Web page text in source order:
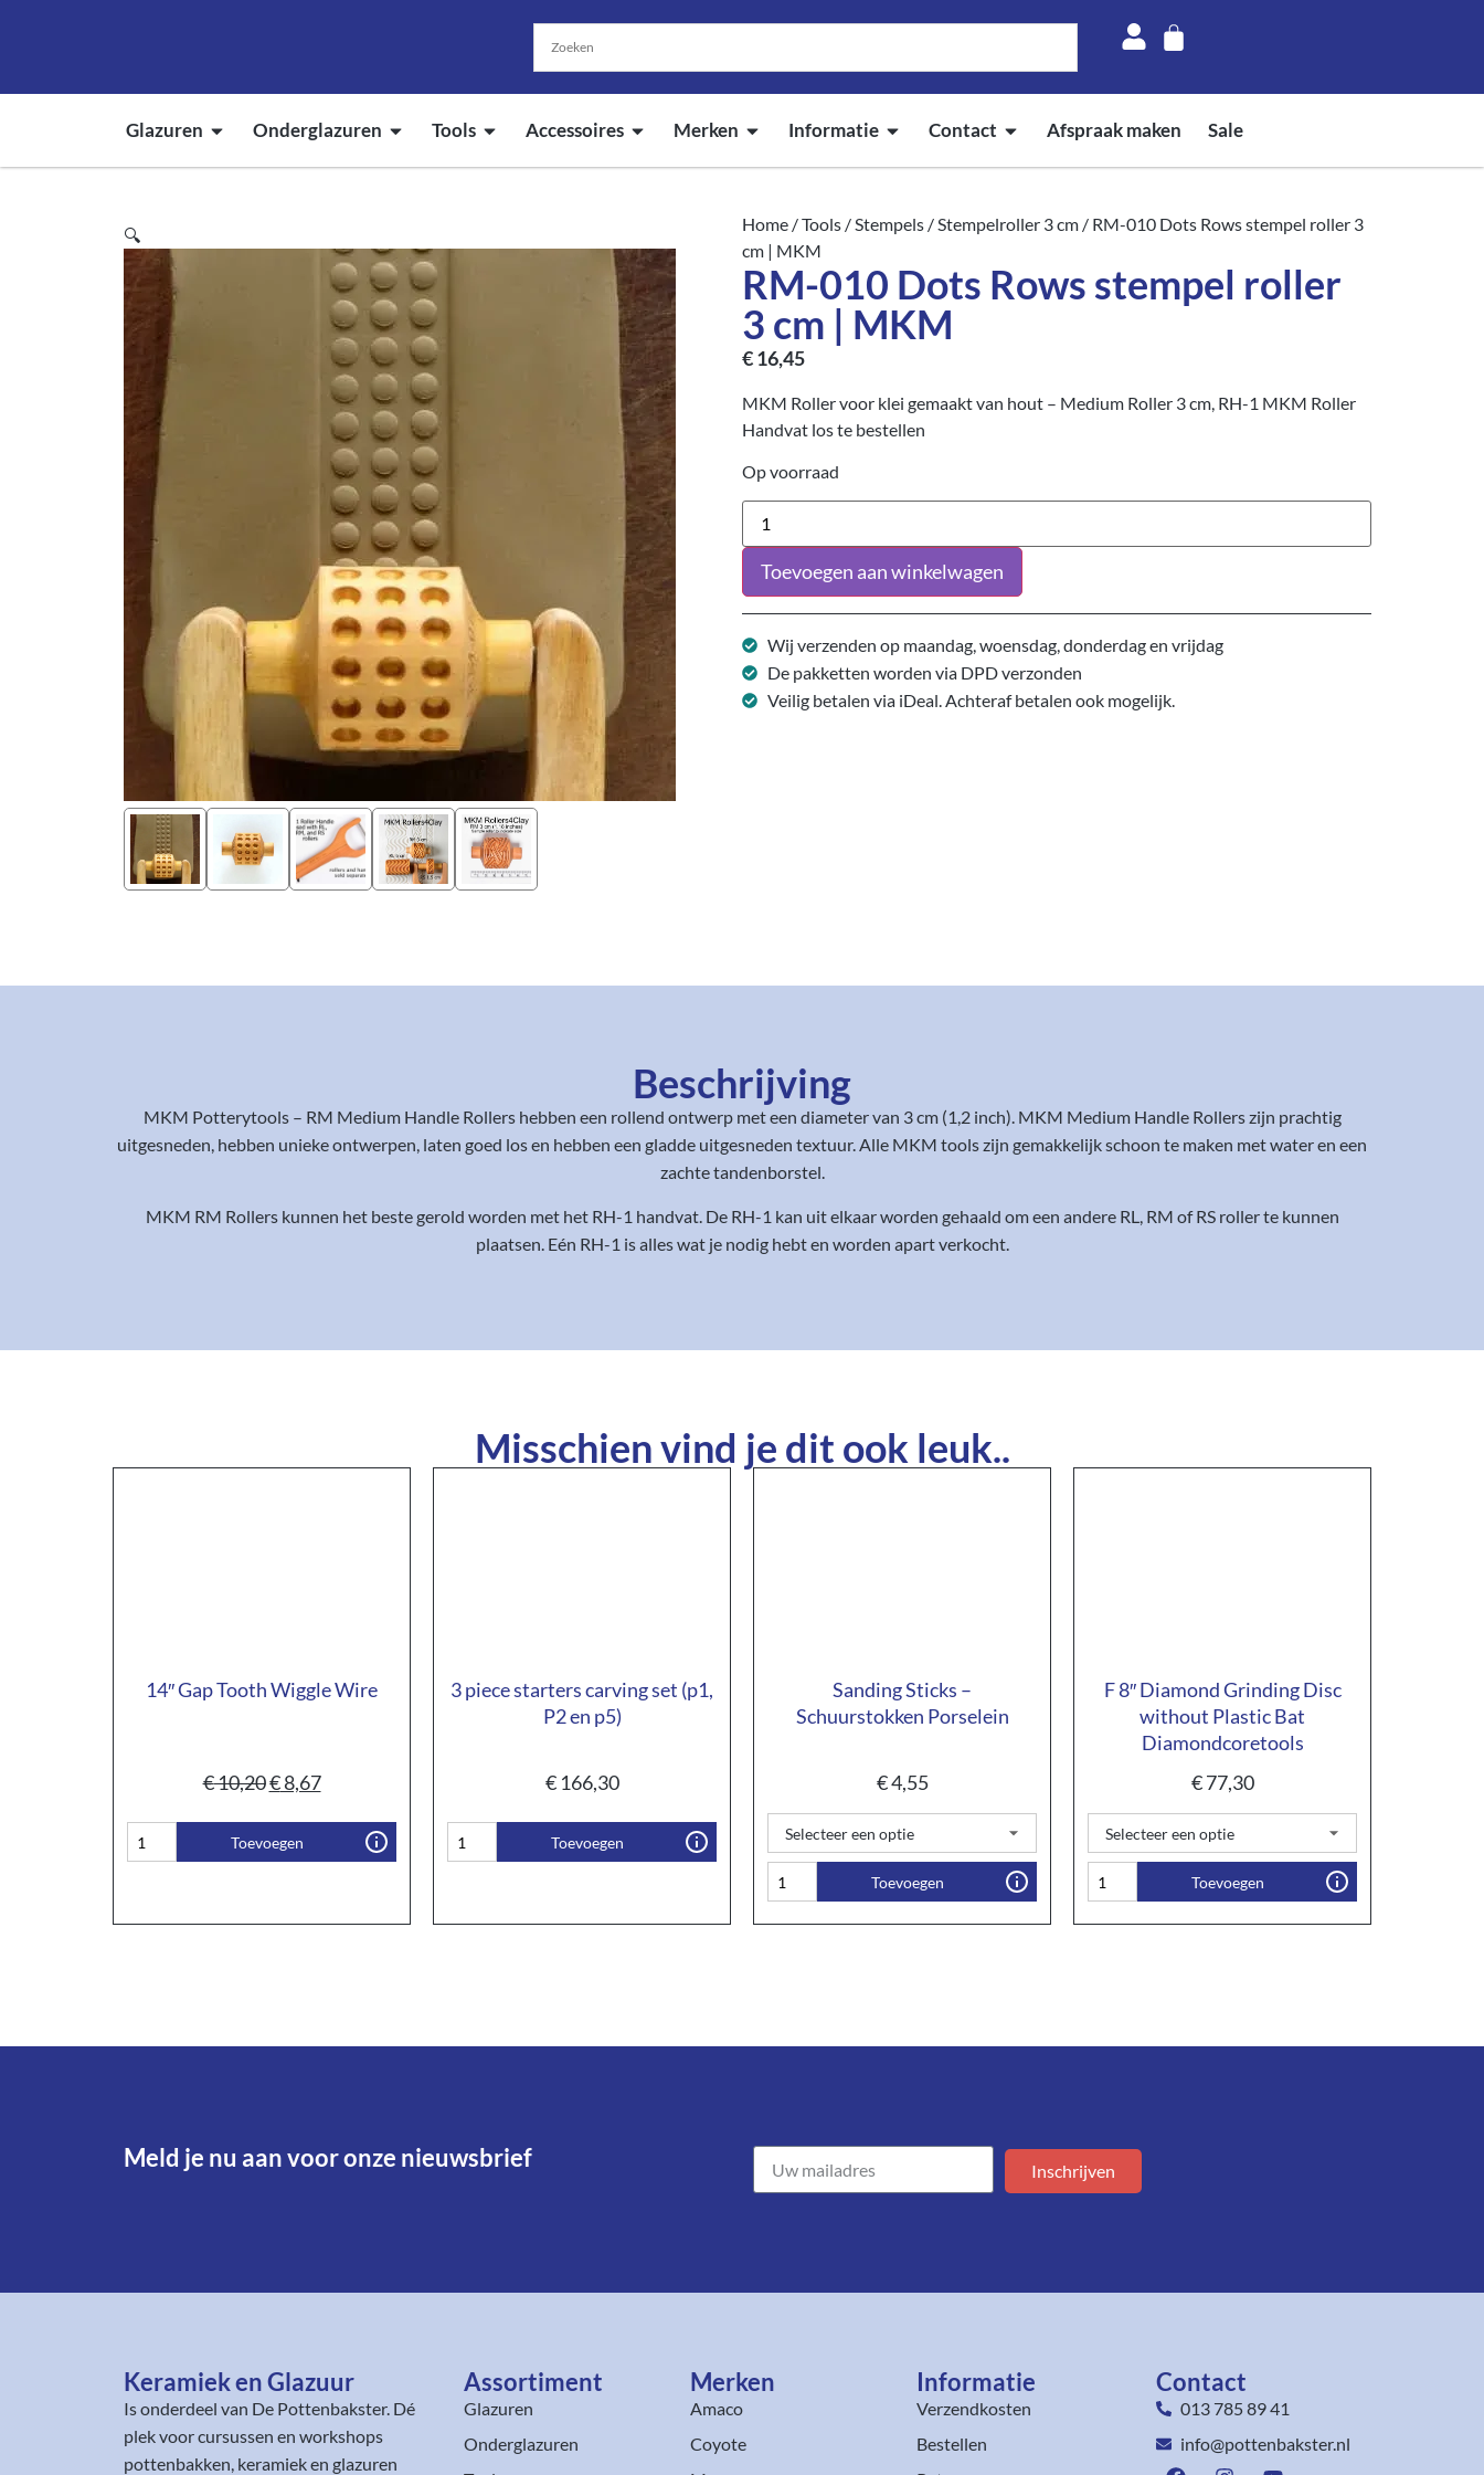
Glazuren Onderglazuren Tools Accessoires Merken Informatie Contact Afspraak maken Sale
🔍
Home /Tools /Stempels /Stempelroller 3 cm / RM-010 Dots Rows stempel roller 3
cm | MKM
RM-010 Dots Rows stempel roller
3 cm | MKM
€16,45
MKM Roller voor klei gemaakt van hout – Medium Roller 3 cm, RH-1 MKM Roller
Handvat los te bestellen
Op voorraad
Toevoegen aan winkelwagen
Wij verzenden op maandag, woensdag, donderdag en vrijdag
De pakketten worden via DPD verzonden
Veilig betalen via iDeal. Achteraf betalen ook mogelijk.
Beschrijving
MKM Potterytools – RM Medium Handle Rollers hebben een rollend ontwerp met een diameter van 3 cm (1,2 inch). MKM Medium Handle Rollers zijn prachtig
uitgesneden, hebben unieke ontwerpen, laten goed los en hebben een gladde uitgesneden textuur. Alle MKM tools zijn gemakkelijk schoon te maken met water en een
zachte tandenborstel.
MKM RM Rollers kunnen het beste gerold worden met het RH-1 handvat. De RH-1 kan uit elkaar worden gehaald om een andere RL, RM of RS roller te kunnen
plaatsen. Eén RH-1 is alles wat je nodig hebt en worden apart verkocht.
Misschien vind je dit ook leuk..
14″ Gap Tooth Wiggle Wire
€10,20€8,67
Toevoegen
3 piece starters carving set (p1,
P2 en p5)
€166,30
Toevoegen
Sanding Sticks –
Schuurstokken Porselein
€4,55
Toevoegen
F 8″ Diamond Grinding Disc
without Plastic Bat
Diamondcoretools
€77,30
Toevoegen
Meld je nu aan voor onze nieuwsbrief​ Inschrijven
Keramiek en Glazuur​
Is onderdeel van De Pottenbakster. Dé
plek voor cursussen en workshops
pottenbakken, keramiek en glazuren
Assortiment​
Glazuren
Onderglazuren
Merken
Amaco
Coyote
Informatie
Verzendkosten
Bestellen
Contact
013 785 89 41
info@pottenbakster.nl